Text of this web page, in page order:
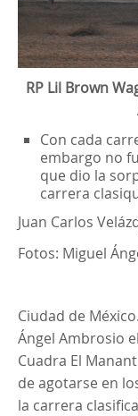
RP Lil Brown
Con cada
embargo no
que dio la
carrera
Juan Carlos
Fotos: Miguel
Ciudad de
Ángel Ambrosio
Cuadra El
de agotarse en
la carrera